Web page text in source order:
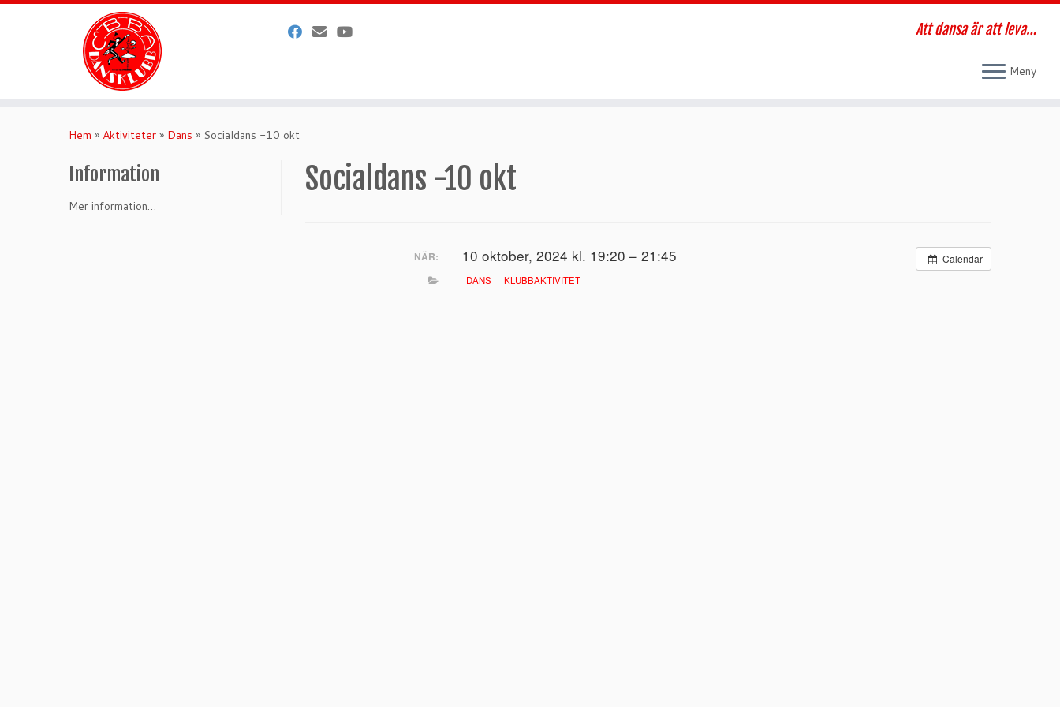
Att dansa är att leva…
Meny
Hem » Aktiviteter » Dans » Socialdans -10 okt
Information
Mer information…
Socialdans -10 okt
Calendar
NÄR: 10 oktober, 2024 kl. 19:20 – 21:45
DANS KLUBBAKTIVITET